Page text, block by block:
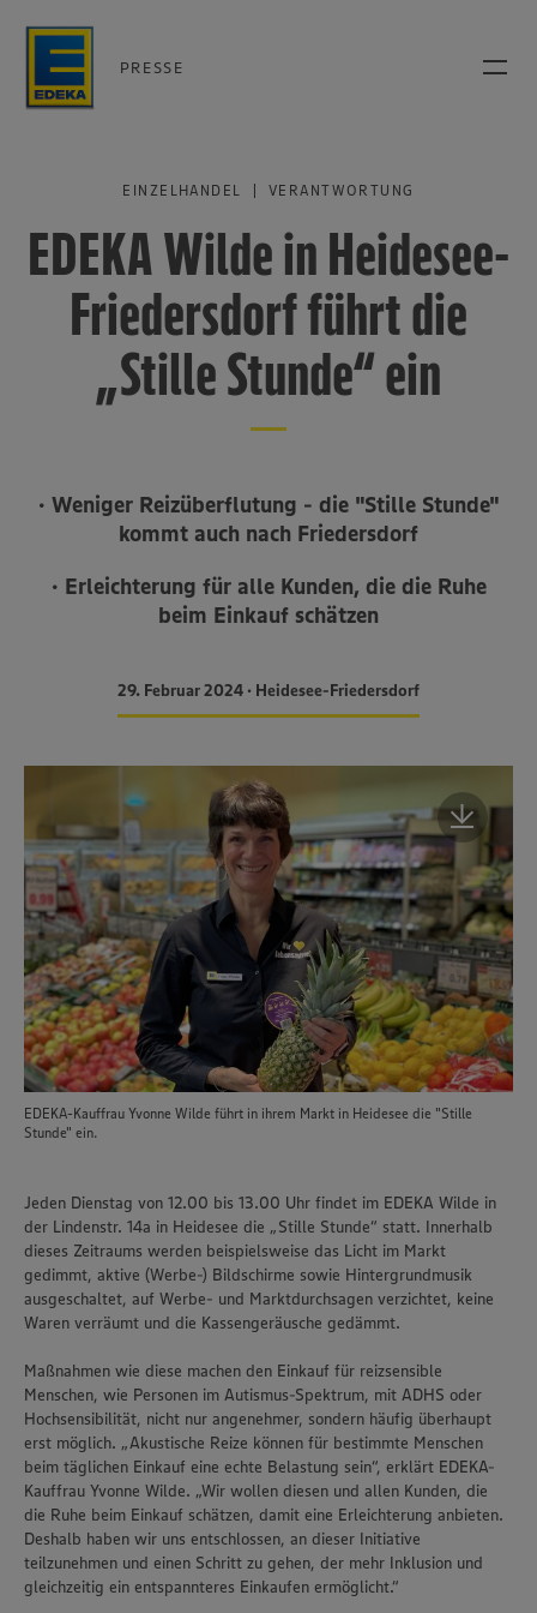
PRESSE
EINZELHANDEL | VERANTWORTUNG
EDEKA Wilde in Heidesee-
Friedersdorf führt die
„Stille Stunde“ ein
• Weniger Reizüberflutung - die "Stille Stunde"
kommt auch nach Friedersdorf
• Erleichterung für alle Kunden, die die Ruhe
beim Einkauf schätzen
29. Februar 2024 • Heidesee-Friedersdorf
EDEKA-Kauffrau Yvonne Wilde führt in ihrem Markt in Heidesee die "Stille
Stunde" ein.
Jeden Dienstag von 12.00 bis 13.00 Uhr findet im EDEKA Wilde in
der Lindenstr. 14a in Heidesee die „Stille Stunde“ statt. Innerhalb
dieses Zeitraums werden beispielsweise das Licht im Markt
gedimmt, aktive (Werbe-) Bildschirme sowie Hintergrundmusik
ausgeschaltet, auf Werbe- und Marktdurchsagen verzichtet, keine
Waren verräumt und die Kassengeräusche gedämmt.
Maßnahmen wie diese machen den Einkauf für reizsensible
Menschen, wie Personen im Autismus-Spektrum, mit ADHS oder
Hochsensibilität, nicht nur angenehmer, sondern häufig überhaupt
erst möglich. „Akustische Reize können für bestimmte Menschen
beim täglichen Einkauf eine echte Belastung sein“, erklärt EDEKA-
Kauffrau Yvonne Wilde. „Wir wollen diesen und allen Kunden, die
die Ruhe beim Einkauf schätzen, damit eine Erleichterung anbieten.
Deshalb haben wir uns entschlossen, an dieser Initiative
teilzunehmen und einen Schritt zu gehen, der mehr Inklusion und
gleichzeitig ein entspannteres Einkaufen ermöglicht.“